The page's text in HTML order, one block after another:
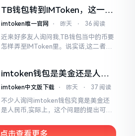
TB钱包转到IMToken，这一步
别走错
imtoken唯一官网 ⋅ 昨天 ⋅ 36 阅读
近来好多友人询问我,TB钱包当中的币要
怎样弄至IMToken里。说实话,这二者皆
就迷糊了
imtoken钱包是美金还是人民
币？其实它是个“多面手”
imtoken中文版下载 ⋅ 昨天 ⋅ 37 阅读
不少人询问imtoken钱包究竟是美金还
是人民币,实际上，这个问题的提出可谓
就不会去发行属于自身的货币,它仅仅是
点击查看更多